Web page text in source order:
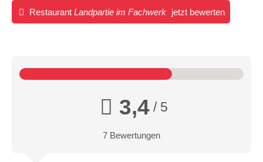
Restaurant Landpartie im Fachwerk jetzt bewerten
3,4/ 5
7 Bewertungen